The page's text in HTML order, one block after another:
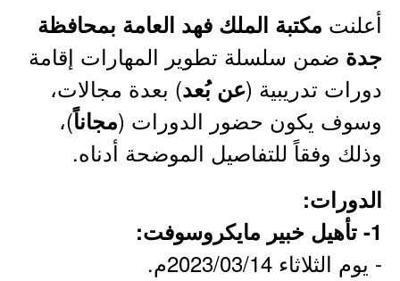
أعلنت مكتبة الملك فهد العامة بمحافظة
جدة ضمن سلسلة تطوير المهارات إقامة
دورات تدريبية (عن بُعد) بعدة مجالات،
وسوف يكون حضور الدورات (مجاناً)،
وذلك وفقاً للتفاصيل الموضحة أدناه.
الدورات:
1- تأهيل خبير مايكروسوفت:
- يوم الثلاثاء 2023/03/14م.